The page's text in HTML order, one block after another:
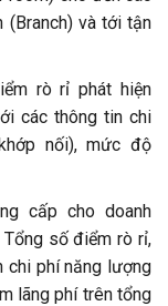
(Branch) và tới tận
rò rỉ phát hiện
các thông tin chi
nối), mức độ
cấp cho doanh
số điểm rò rỉ,
chi phí năng lượng
lãng phí trên tổng